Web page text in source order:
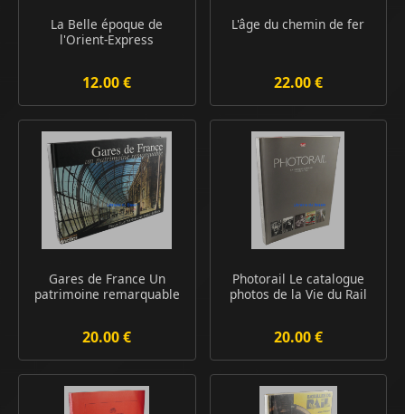
La Belle époque de
l'Orient-Express
12.00 €
L'âge du chemin de fer
22.00 €
Gares de France Un
patrimoine remarquable
20.00 €
Photorail Le catalogue
photos de la Vie du Rail
20.00 €